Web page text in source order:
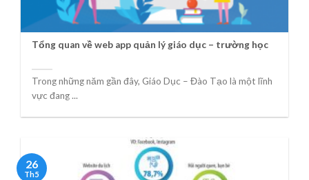
Tổng quan về web app quản lý giáo dục – trường học
Trong những năm gần đây, Giáo Dục – Đào Tạo là một lĩnh
vực đang ...
26
Th5